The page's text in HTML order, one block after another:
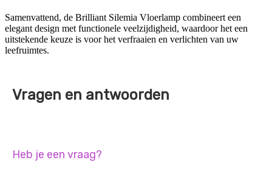
Samenvattend, de Brilliant Silemia Vloerlamp combineert een
elegant design met functionele veelzijdigheid, waardoor het een
uitstekende keuze is voor het verfraaien en verlichten van uw
leefruimtes.
Vragen en antwoorden
Heb je een vraag?